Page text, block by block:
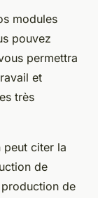
modules
pouvez
permettra
et
très
peut citer la
de
de